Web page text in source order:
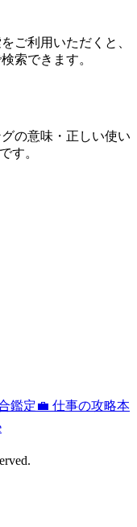
ご利用いただくと、
索できます。
の意味・正しい使い
す。
鑑定💼 仕事の攻略本